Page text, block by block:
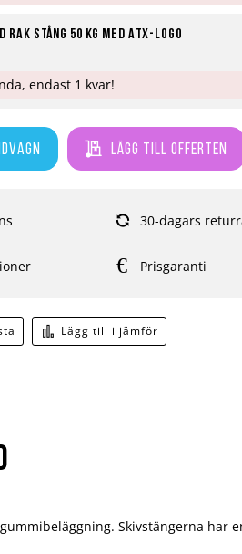
stång 50 kg med ATX-logo
endast 1 kvar!
Lägg till offerten
Lägg till i jämför
30-dagars
Prisgaranti
Skivstängerna har